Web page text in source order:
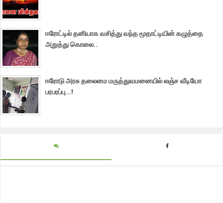
ஈரோட்டில் தனியாக வசித்து வந்த மூதாட்டியின் கழுத்தை
அறுத்து கொலை..
ஈரோடு அரசு தலைமை மருத்துவமனையில் லஞ்ச வீடியோ
பரபரப்பு...!